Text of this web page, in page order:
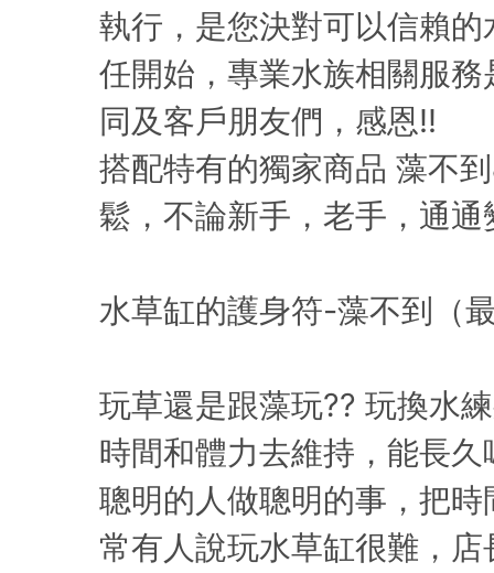
執行，是您決對可以信賴
任開始，專業水族相關服
同及客戶朋友們，感恩!!
搭配特有的獨家商品 藻不
鬆，不論新手，老手，通通
水草缸的護身符-藻不到（
玩草還是跟藻玩?? 玩換水
時間和體力去維持，能長
聰明的人做聰明的事，把
常有人說玩水草缸很難，